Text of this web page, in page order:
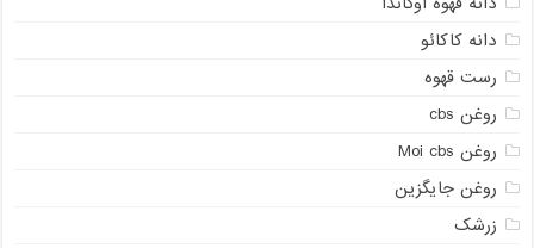
دانه کاکائو
رست قهوه
روغن cbs
روغن Moi cbs
روغن جایگزین
زرشک